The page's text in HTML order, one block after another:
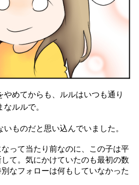
やめてからも、ルルはいつも通り
ルルで。
ものだと思い込んでいました。
って当たり前なのに、この子は平
て。気にかけていたのも最初の数
なフォローは何もしていなかった